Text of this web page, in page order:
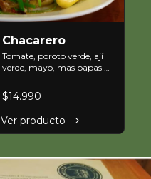
Chacarero
Tomate, poroto verde, ají
verde, mayo, mas papas
$14.990
Ver producto